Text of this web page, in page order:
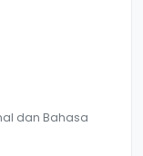
dan Bahasa